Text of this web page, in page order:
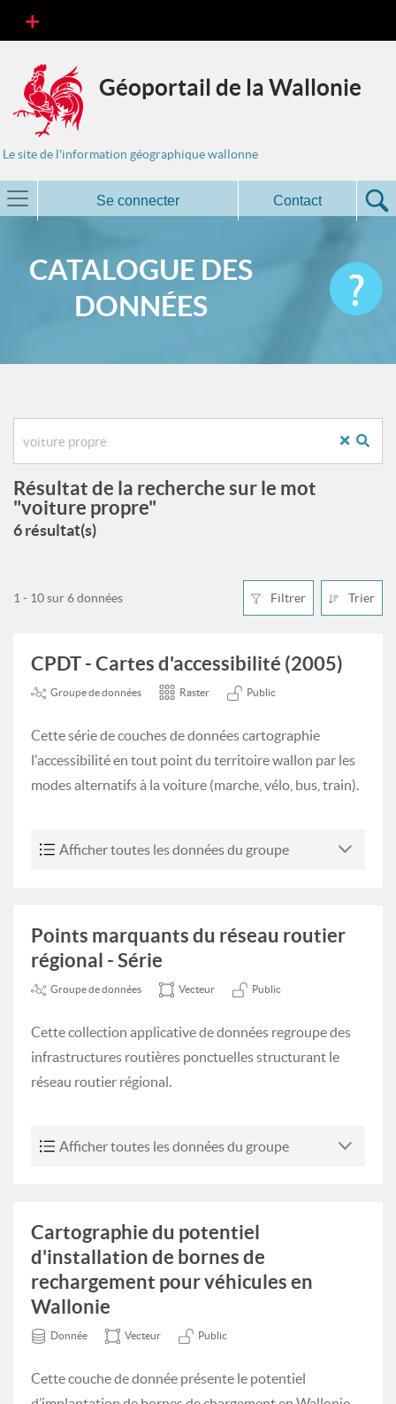
Géoportail de la Wallonie
Le site de l'information géographique wallonne
Se connecter Contact
CATALOGUE DES
DONNÉES
Résultat de la recherche sur le mot
"voiture propre"
6 résultat(s)
Filtrer Trier
1 - 10 sur 6 données
CPDT - Cartes d'accessibilité (2005)
Groupe de données Raster Public
Cette série de couches de données cartographie
l'accessibilité en tout point du territoire wallon par les
modes alternatifs à la voiture (marche, vélo, bus, train).
Afficher toutes les données du groupe
Points marquants du réseau routier
régional - Série
Groupe de données Vecteur Public
Cette collection applicative de données regroupe des
infrastructures routières ponctuelles structurant le
réseau routier régional.
Afficher toutes les données du groupe
Cartographie du potentiel
d'installation de bornes de
rechargement pour véhicules en
Wallonie
Donnée Vecteur Public
Cette couche de donnée présente le potentiel